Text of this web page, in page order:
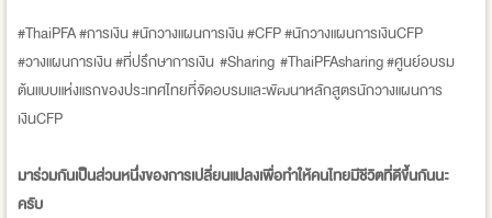
#ThaiPFA #การเงิน #นักวางแผนการเงิน #CFP #นักวางแผนการเงินCFP
#วางแผนการเงิน #ที่ปรึกษาการเงิน #Sharing #ThaiPFAsharing #ศูนย์อบรม
ต้นแบบแห่งแรกของประเทศไทยที่จัดอบรมและพัฒนาหลักสูตรนักวางแผนการ
เงินCFP
มาร่วมกันเป็นส่วนหนึ่งของการเปลี่ยนแปลงเพื่อทำให้คนไทยมีชีวิตที่ดีขึ้นกันนะ
ครับ